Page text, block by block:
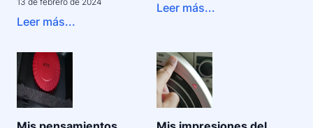
Leer más...
Leer más...